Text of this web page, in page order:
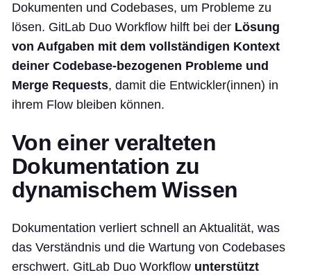
Dokumenten und Codebases, um Probleme zu
lösen. GitLab Duo Workflow hilft bei der Lösung
von Aufgaben mit dem vollständigen Kontext
deiner Codebase-bezogenen Probleme und
Merge Requests, damit die Entwickler(innen) in
ihrem Flow bleiben können.
Von einer veralteten
Dokumentation zu
dynamischem Wissen
Dokumentation verliert schnell an Aktualität, was
das Verständnis und die Wartung von Codebases
erschwert. GitLab Duo Workflow unterstützt